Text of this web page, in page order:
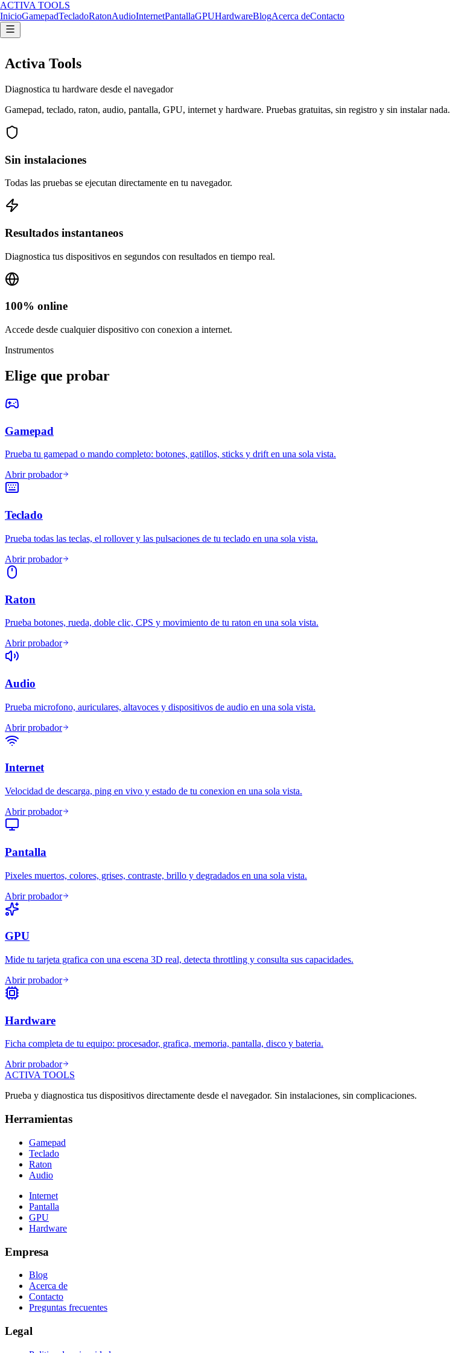
ACTIVA TOOLS
InicioGamepadTecladoRatonAudioInternetPantallaGPUHardwareBlogAcerca deContacto
Activa Tools
Diagnostica tu hardware desde el navegador
Gamepad, teclado, raton, audio, pantalla, GPU, internet y hardware. Pruebas gratuitas, sin registro y sin instalar nada.
Sin instalaciones
Todas las pruebas se ejecutan directamente en tu navegador.
Resultados instantaneos
Diagnostica tus dispositivos en segundos con resultados en tiempo real.
100% online
Accede desde cualquier dispositivo con conexion a internet.
Instrumentos
Elige que probar
Gamepad
Prueba tu gamepad o mando completo: botones, gatillos, sticks y drift en una sola vista.
Abrir probador
Teclado
Prueba todas las teclas, el rollover y las pulsaciones de tu teclado en una sola vista.
Abrir probador
Raton
Prueba botones, rueda, doble clic, CPS y movimiento de tu raton en una sola vista.
Abrir probador
Audio
Prueba microfono, auriculares, altavoces y dispositivos de audio en una sola vista.
Abrir probador
Internet
Velocidad de descarga, ping en vivo y estado de tu conexion en una sola vista.
Abrir probador
Pantalla
Pixeles muertos, colores, grises, contraste, brillo y degradados en una sola vista.
Abrir probador
GPU
Mide tu tarjeta grafica con una escena 3D real, detecta throttling y consulta sus capacidades.
Abrir probador
Hardware
Ficha completa de tu equipo: procesador, grafica, memoria, pantalla, disco y bateria.
Abrir probador
ACTIVA TOOLS
Prueba y diagnostica tus dispositivos directamente desde el navegador. Sin instalaciones, sin complicaciones.
Herramientas
Gamepad
Teclado
Raton
Audio
Internet
Pantalla
GPU
Hardware
Empresa
Blog
Acerca de
Contacto
Preguntas frecuentes
Legal